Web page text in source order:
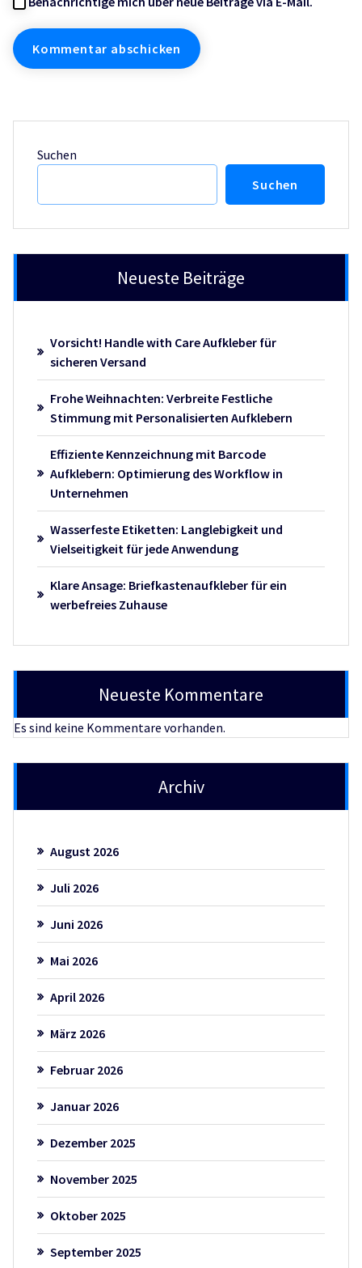
Suchen
Suchen
Neueste Beiträge
Vorsicht! Handle with Care Aufkleber für
sicheren Versand
Frohe Weihnachten: Verbreite Festliche
Stimmung mit Personalisierten Aufklebern
Effiziente Kennzeichnung mit Barcode
Aufklebern: Optimierung des Workflow in
Unternehmen
Wasserfeste Etiketten: Langlebigkeit und
Vielseitigkeit für jede Anwendung
Klare Ansage: Briefkastenaufkleber für ein
werbefreies Zuhause
Neueste Kommentare
Es sind keine Kommentare vorhanden.
Archiv
August 2026
Juli 2026
Juni 2026
Mai 2026
April 2026
März 2026
Februar 2026
Januar 2026
Dezember 2025
November 2025
Oktober 2025
September 2025